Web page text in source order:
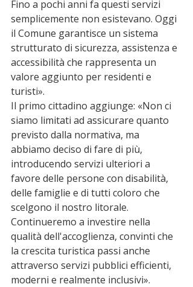
Fino a pochi anni fa questi servizi
semplicemente non esistevano. Oggi
il Comune garantisce un sistema
strutturato di sicurezza, assistenza e
accessibilità che rappresenta un
valore aggiunto per residenti e
turisti».
Il primo cittadino aggiunge: «Non ci
siamo limitati ad assicurare quanto
previsto dalla normativa, ma
abbiamo deciso di fare di più,
introducendo servizi ulteriori a
favore delle persone con disabilità,
delle famiglie e di tutti coloro che
scelgono il nostro litorale.
Continueremo a investire nella
qualità dell'accoglienza, convinti che
la crescita turistica passi anche
attraverso servizi pubblici efficienti,
moderni e realmente inclusivi».